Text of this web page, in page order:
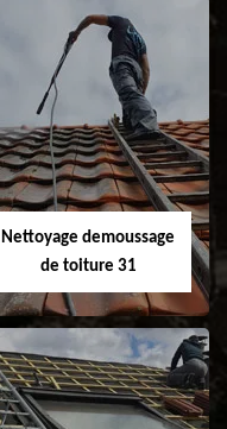
Isolation toiture 31
Nettoyage demoussage
de toiture 31